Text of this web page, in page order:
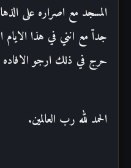
المسجد مع اصراره على
جداّ مع انني في هذا
حرج في ذلك ارجو الافاده
الحمد لله رب العالمين.